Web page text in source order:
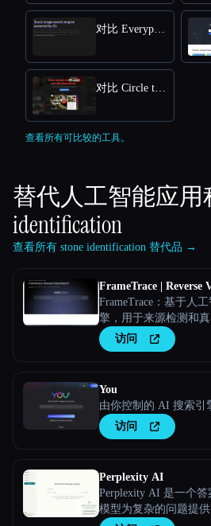
对比 Everypixel
对比 Circle to Search
查看所有可比较的工具。
替代人工智能应用
identification
查看所有 stone identification 替代品 →
FrameTrace | Reverse
FrameTrace：基于人
擎，用于来源检测和
访问
You
由你控制的 AI 搜索引
访问
Perplexity AI
Perplexity AI 是一个
模型为复杂的问题提供